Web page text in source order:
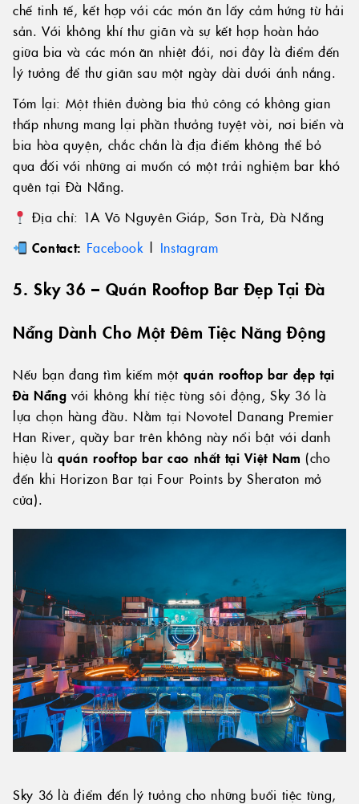
chế tinh tế, kết hợp với các món ăn lấy cảm hứng từ hải
sản. Với không khí thư giãn và sự kết hợp hoàn hảo
giữa bia và các món ăn nhiệt đới, nơi đây là điểm đến
lý tưởng để thư giãn sau một ngày dài dưới ánh nắng.
Tóm lại: Một thiên đường bia thủ công có không gian
thấp nhưng mang lại phần thưởng tuyệt vời, nơi biển và
bia hòa quyện, chắc chắn là địa điểm không thể bỏ
qua đối với những ai muốn có một trải nghiệm bar khó
quên tại Đà Nẵng.
Địa chỉ: 1A Võ Nguyên Giáp, Sơn Trà, Đà Nẵng
Contact: Facebook | Instagram
5. Sky 36 – Quán Rooftop Bar Đẹp Tại Đà
Nẵng Dành Cho Một Đêm Tiệc Năng Động
Nếu bạn đang tìm kiếm một quán rooftop bar đẹp tại
Đà Nẵng với không khí tiệc tùng sôi động, Sky 36 là
lựa chọn hàng đầu. Nằm tại Novotel Danang Premier
Han River, quầy bar trên không này nổi bật với danh
hiệu làquán rooftop bar cao nhất tại Việt Nam (cho
đến khi Horizon Bar tại Four Points by Sheraton mở
cửa).
Sky 36 là điểm đến lý tưởng cho những buổi tiệc tùng,